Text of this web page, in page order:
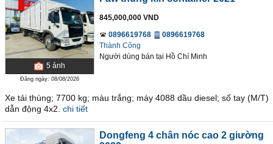
5 ảnh
Đăng ngày: 08/08/2026
845,000,000 VND
0896619768
0896619768
Thành Công
Người dùng bán tại Hồ Chí Minh
Xe tải thùng; 7700 kg; màu trắng; máy 4088 dầu diesel; số tay (M/T)
dẫn động 4x2. chi tiết
Dongfeng 4 chân nóc cao 2 giường